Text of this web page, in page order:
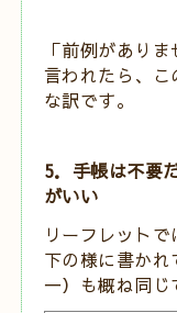
「前例があり
言われたら、
な訳です。
5．手帳は不要
がいい
リーフレット
下の様に書か
一）も概ね同じ